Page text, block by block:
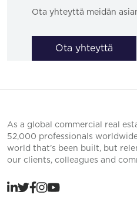
Ota yhteyttä meidän
Ota yhteyttä
As a global commercial real
52,000 professionals
world that’s been built, but
our clients, colleagues and